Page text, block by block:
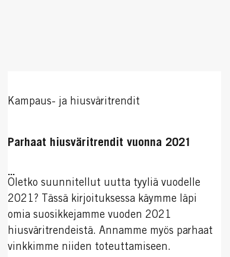
Kampaus- ja hiusväritrendit
Parhaat hiusväritrendit vuonna 2021
...
Oletko suunnitellut uutta tyyliä vuodelle
2021? Tässä kirjoituksessa käymme läpi
omia suosikkejamme vuoden 2021
hiusväritrendeistä. Annamme myös parhaat
vinkkimme niiden toteuttamiseen.